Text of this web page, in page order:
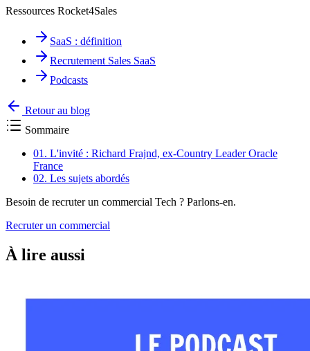
Ressources Rocket4Sales
SaaS : définition
Recrutement Sales SaaS
Podcasts
Retour au blog
Sommaire
01. L'invité : Richard Frajnd, ex-Country Leader Oracle
France
02. Les sujets abordés
Besoin de recruter un commercial Tech ? Parlons-en.
Recruter un commercial
À lire aussi